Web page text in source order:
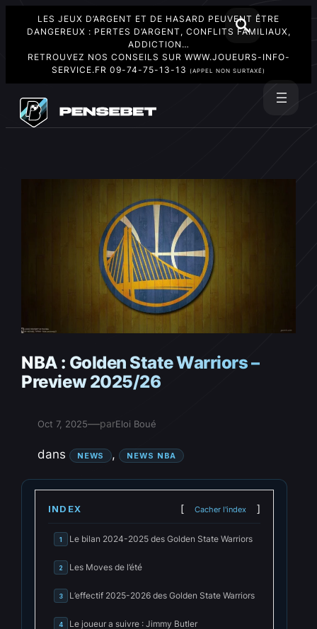
LES JEUX D’ARGENT ET DE HASARD PEUVENT ÊTRE
DANGEREUX : PERTES D’ARGENT, CONFLITS FAMILIAUX,
ADDICTION…
RETROUVEZ NOS CONSEILS SUR WWW.JOUEURS-INFO-
SERVICE.FR 09-74-75-13-13 (APPEL NON SURTAXÉ)
contenu
NBA : Golden State Warriors –
Preview 2025/26
Oct 7, 2025—parEloi Boué
dans NEWS , NEWS NBA
INDEX Cacher l'index
1 Le bilan 2024-2025 des Golden State Warriors
2 Les Moves de l’été
3 L’effectif 2025-2026 des Golden State Warriors
4 Le joueur a suivre : Jimmy Butler